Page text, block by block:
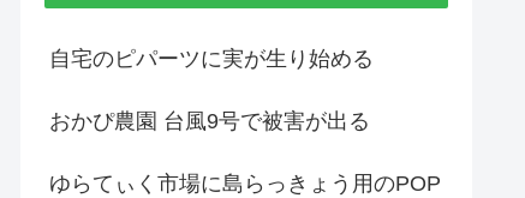
自宅のピパーツに実が生り始める
おかぴ農園 台風9号で被害が出る
ゆらてぃく市場に島らっきょう用のPOP